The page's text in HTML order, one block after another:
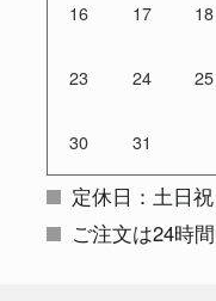
16 17 18
23 24 25
30 31
定休日：土日祝
ご注文は24時